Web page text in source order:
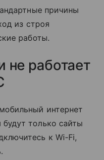
причины
из строя
работы.
не работает
интернет
будут только сайты
к Wi-Fi,